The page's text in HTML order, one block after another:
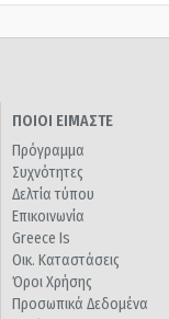
ΠΟΙΟΙ ΕΙΜΑΣΤΕ
Πρόγραμμα
Συχνότητες
Δελτία τύπου
Επικοινωνία
Greece Is
Οικ. Καταστάσεις
Όροι Χρήσης
Προσωπικά Δεδομένα